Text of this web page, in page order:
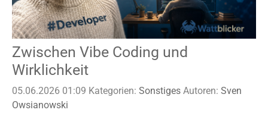
Zwischen Vibe Coding und
Wirklichkeit
05.06.2026 01:09 Kategorien: Sonstiges Autoren: Sven
Owsianowski